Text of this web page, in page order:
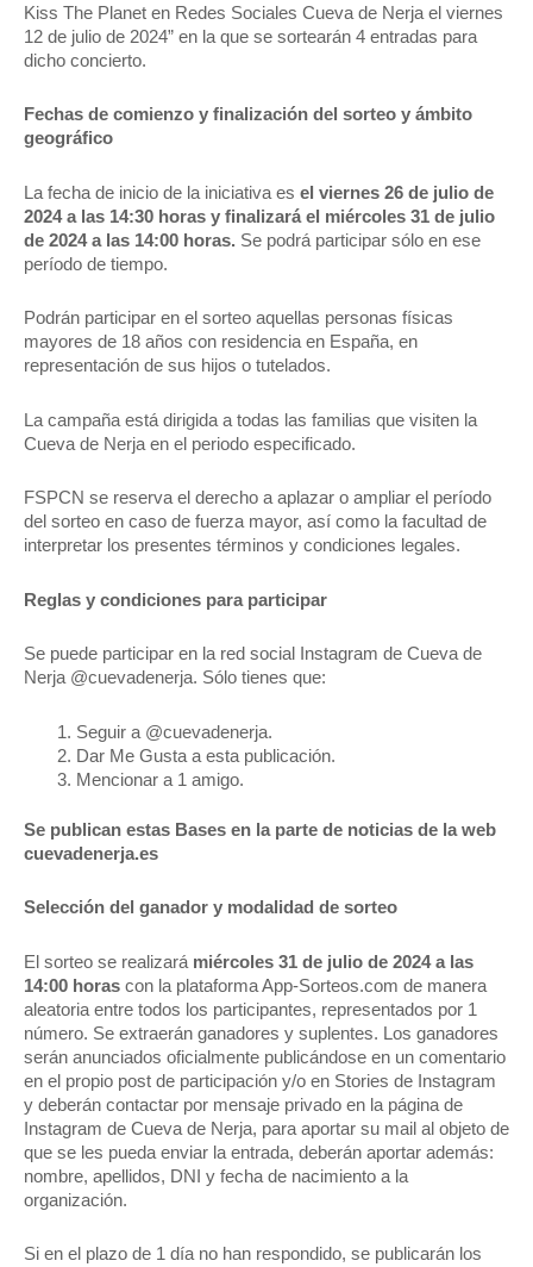
Kiss The Planet en Redes Sociales Cueva de Nerja el viernes
12 de julio de 2024” en la que se sortearán 4 entradas para
dicho concierto.
Fechas de comienzo y finalización del sorteo y ámbito
geográfico
La fecha de inicio de la iniciativa es el viernes 26 de julio de
2024 a las 14:30 horas y finalizará el miércoles 31 de julio
de 2024 a las 14:00 horas. Se podrá participar sólo en ese
período de tiempo.
Podrán participar en el sorteo aquellas personas físicas
mayores de 18 años con residencia en España, en
representación de sus hijos o tutelados.
La campaña está dirigida a todas las familias que visiten la
Cueva de Nerja en el periodo especificado.
FSPCN se reserva el derecho a aplazar o ampliar el período
del sorteo en caso de fuerza mayor, así como la facultad de
interpretar los presentes términos y condiciones legales.
Reglas y condiciones para participar
Se puede participar en la red social Instagram de Cueva de
Nerja @cuevadenerja. Sólo tienes que:
Seguir a @cuevadenerja.
Dar Me Gusta a esta publicación.
Mencionar a 1 amigo.
Se publican estas Bases en la parte de noticias de la web
cuevadenerja.es
Selección del ganador y modalidad de sorteo
El sorteo se realizará miércoles 31 de julio de 2024 a las
14:00 horas con la plataforma App-Sorteos.com de manera
aleatoria entre todos los participantes, representados por 1
número. Se extraerán ganadores y suplentes. Los ganadores
serán anunciados oficialmente publicándose en un comentario
en el propio post de participación y/o en Stories de Instagram
y deberán contactar por mensaje privado en la página de
Instagram de Cueva de Nerja, para aportar su mail al objeto de
que se les pueda enviar la entrada, deberán aportar además:
nombre, apellidos, DNI y fecha de nacimiento a la
organización.
Si en el plazo de 1 día no han respondido, se publicarán los